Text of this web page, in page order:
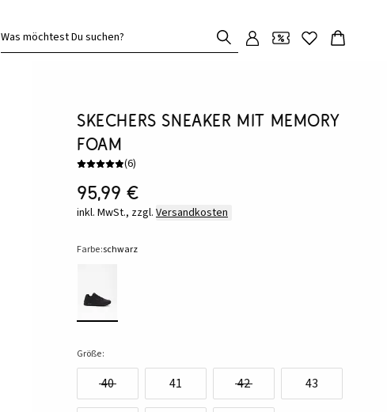
Was möchtest Du suchen?
Skechers Sneaker mit Memory
Foam
(6)
95,99 €
inkl. MwSt., zzgl. Versandkosten
Farbe:schwarz
Größe:
40 41 42 43